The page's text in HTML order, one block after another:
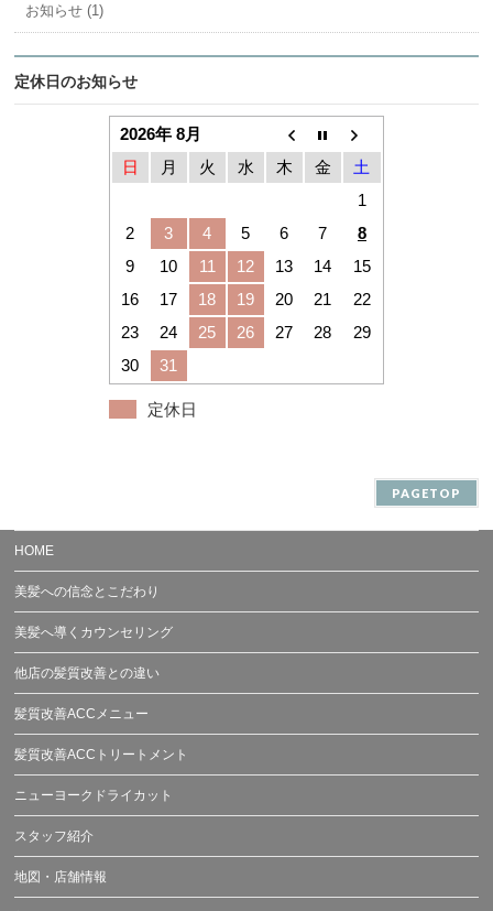
お知らせ (1)
定休日のお知らせ
2026年 8月
日
月 火 水 木 金
土
1
2
3 4 5 6 7
8
9
10 11 12 13 14
15
16
17 18 19 20 21
22
23
24 25 26 27 28
29
30
31
定休日
PAGETOP
HOME
美髪への信念とこだわり
美髪へ導くカウンセリング
他店の髪質改善との違い
髪質改善ACCメニュー
髪質改善ACCトリートメント
ニューヨークドライカット
スタッフ紹介
地図・店舗情報